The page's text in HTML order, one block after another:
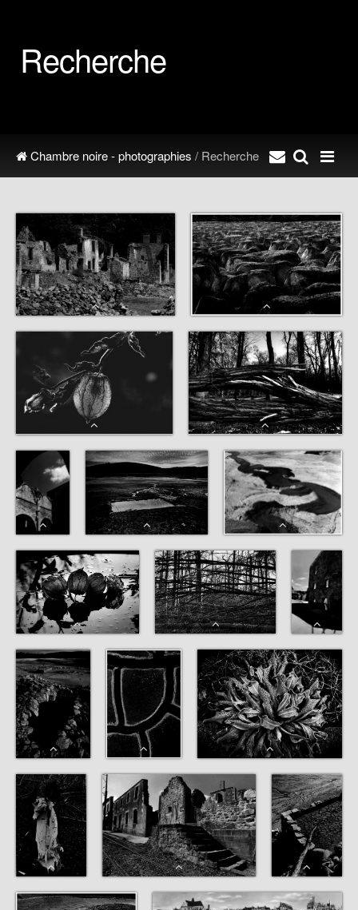
Recherche
Chambre noire - photographies / Recherche